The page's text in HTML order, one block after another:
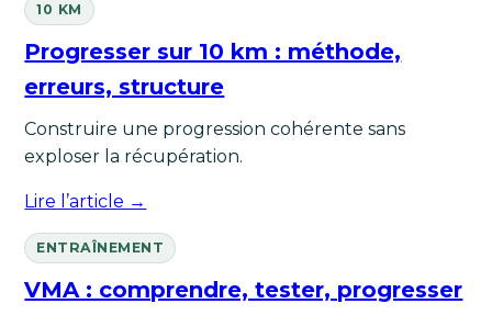
10 KM
Progresser sur 10 km : méthode,
erreurs, structure
Construire une progression cohérente sans
exploser la récupération.
Lire l’article →
ENTRAÎNEMENT
VMA : comprendre, tester, progresser